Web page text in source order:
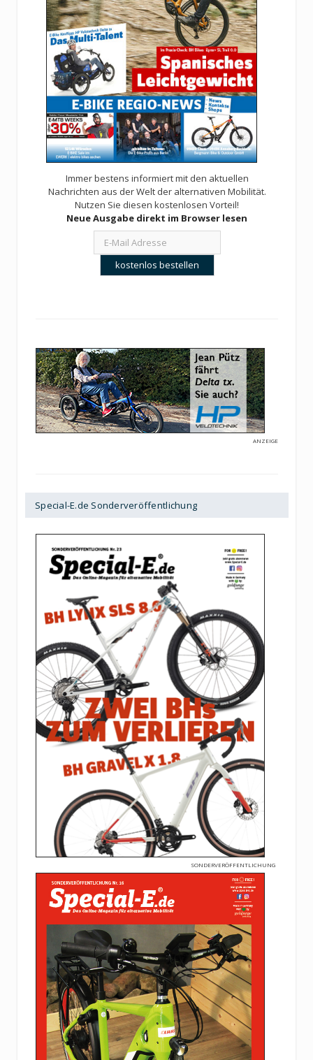
Immer bestens informiert mit den aktuellen
Nachrichten aus der Welt der alternativen Mobilität.
Nutzen Sie diesen kostenlosen Vorteil!
Neue Ausgabe direkt im Browser lesen
ANZEIGE
Special-E.de Sonderveröffentlichung
SONDERVERÖFFENTLICHUNG